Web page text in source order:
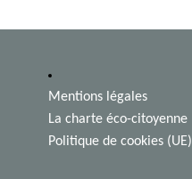
Mentions légales
La charte éco-citoyenne
Politique de cookies (UE)